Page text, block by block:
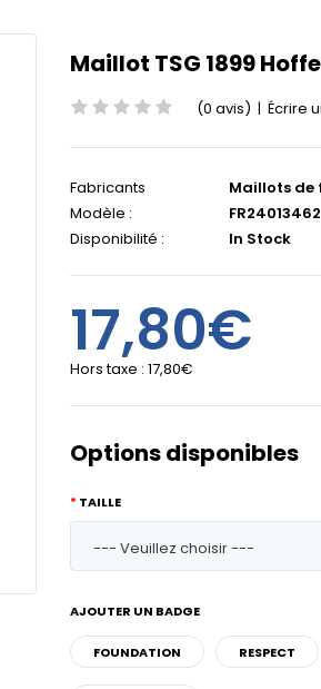
Maillot TSG 1899
(0 avis) | Écrire
Fabricants
Maillots de
Modèle :
FR24013462
Disponibilité :
In Stock
17,80€
Hors taxe : 17,80€
Options disponibles
TAILLE
AJOUTER UN BADGE
FOUNDATION RESPECT